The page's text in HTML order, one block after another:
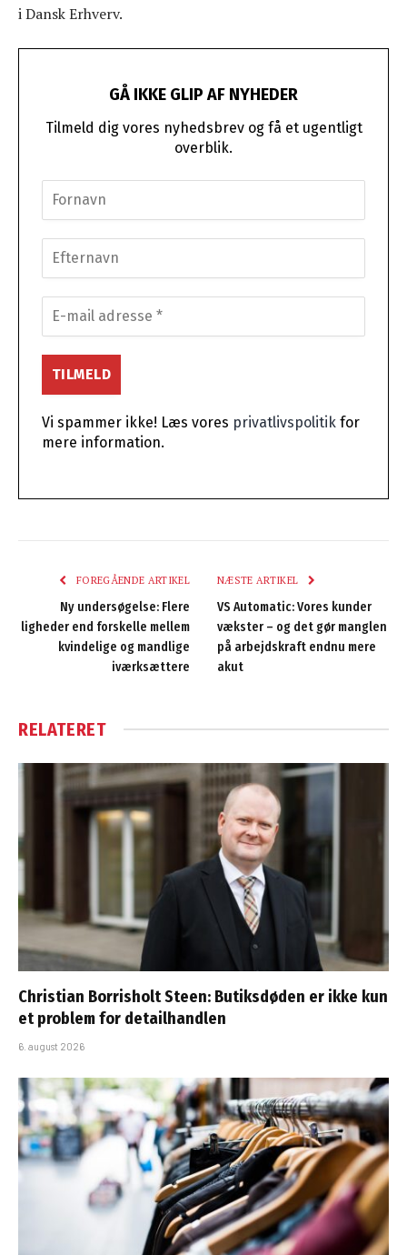
i Dansk Erhverv.
GÅ IKKE GLIP AF NYHEDER
Tilmeld dig vores nyhedsbrev og få et ugentligt
overblik.
Vi spammer ikke! Læs vores privatlivspolitik for
mere information.
FOREGÅENDE ARTIKEL
Ny undersøgelse: Flere
ligheder end forskelle mellem
kvindelige og mandlige
iværksættere
NÆSTE ARTIKEL
VS Automatic: Vores kunder
vækster – og det gør manglen
på arbejdskraft endnu mere
akut
RELATERET
Christian Borrisholt Steen: Butiksdøden er ikke kun
et problem for detailhandlen
6. august 2026